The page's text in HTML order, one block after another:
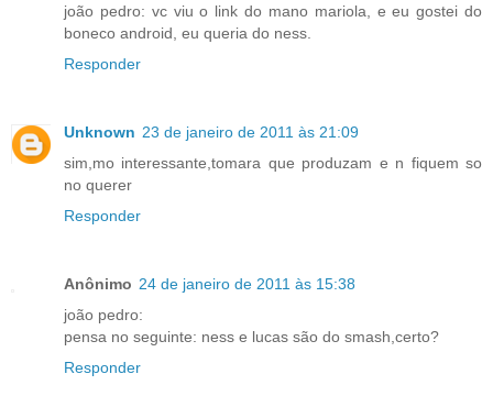
joão pedro: vc viu o link do mano mariola, e eu gostei do
boneco android, eu queria do ness.
Responder
Unknown 23 de janeiro de 2011 às 21:09
sim,mo interessante,tomara que produzam e n fiquem so
no querer
Responder
Anônimo 24 de janeiro de 2011 às 15:38
joão pedro:
pensa no seguinte: ness e lucas são do smash,certo?
Responder